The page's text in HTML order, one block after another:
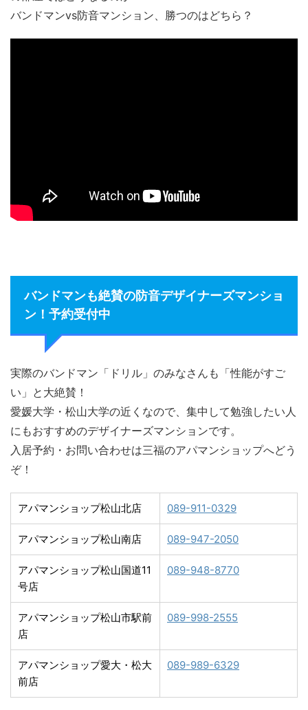
バンドマンvs防音マンション、勝つのはどちら？
バンドマンも絶賛の防音デザイナーズマンショ
ン！予約受付中
実際のバンドマン「ドリル」のみなさんも「性能がすご
い」と大絶賛！
愛媛大学・松山大学の近くなので、集中して勉強したい人
にもおすすめのデザイナーズマンションです。
入居予約・お問い合わせは三福のアパマンショップへどう
ぞ！
アパマンショップ松山北店 089-911-0329
アパマンショップ松山南店 089-947-2050
アパマンショップ松山国道11
号店
089-948-8770
アパマンショップ松山市駅前
店
089-998-2555
アパマンショップ愛大・松大
前店
089-989-6329